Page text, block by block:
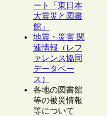
ート「東日本
大震災と図書
館」
地震・災害 関
連情報（レフ
ァレンス協同
データベー
ス）
各地の図書館
等の被災情報
等について